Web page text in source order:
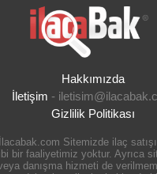
Hakkımızda
İletişim -
Gizlilik Politikası
İlacabak.com Sitemizde ilaç
bir faaliyetimiz yoktur. Ayrıca
danışma hizmeti de